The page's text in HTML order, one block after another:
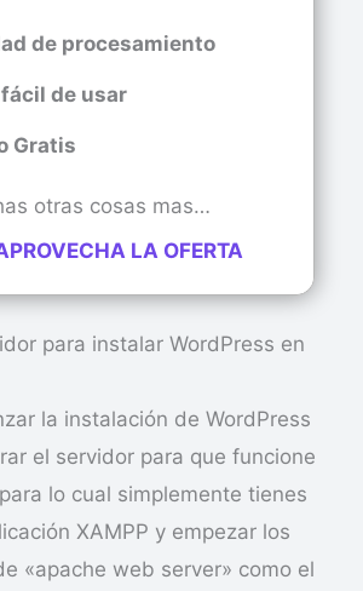
de procesamiento
de usar
Gratis
otras cosas mas…
LA OFERTA
para instalar WordPress en
la instalación de WordPress
el servidor para que funcione
lo cual simplemente tienes
XAMPP y empezar los
«apache web server» como el